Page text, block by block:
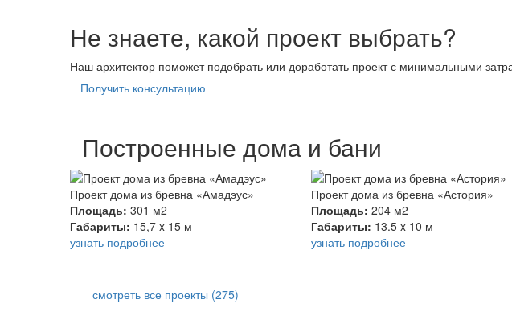
Не знаете, какой проект выбрать?
Наш архитектор поможет подобрать или доработать проект с минимальными
Получить консультацию
Построенные дома и бани
Проект дома из бревна «Амадэус»
Площадь: 301 м2
Габариты: 15,7 x 15 м
узнать подробнее
Проект дома из бревна «Астория»
Площадь: 204 м2
Габариты: 13.5 x 10 м
узнать подробнее
смотреть все проекты (275)